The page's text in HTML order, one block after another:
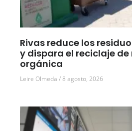
Rivas reduce los
y dispara el reciclaje
orgánica
Leire Olmeda 8 agosto, 2026